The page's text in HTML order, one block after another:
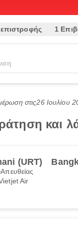
επιστροφής 1
στις26 Ιουλίου
και
(URT)
Απευθείας
Air